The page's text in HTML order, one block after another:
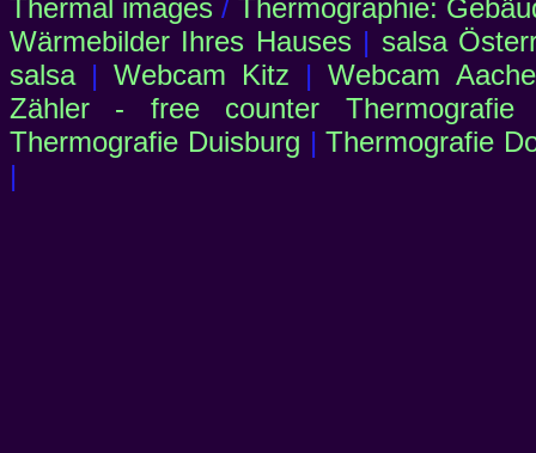
Thermal images / Thermographie:
Wärmebilder Ihres Hauses| salsa
salsa|Webcam Kitz |Webcam
Zähler - free counter Thermografie
Thermografie Duisburg |Thermografie
|